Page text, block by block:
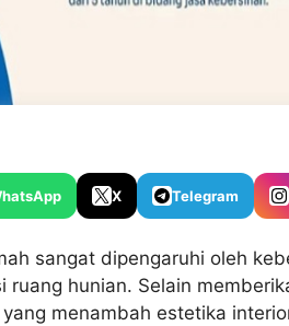
X Telegram
sangat dipengaruhi oleh
ruang hunian. Selain
menambah estetika